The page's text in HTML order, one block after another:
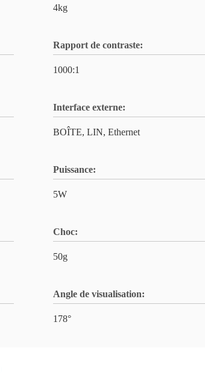
4kg
Rapport de contraste:
1000:1
Interface externe:
BOÎTE, LIN, Ethernet
Puissance:
5W
Choc:
50g
Angle de visualisation:
178°